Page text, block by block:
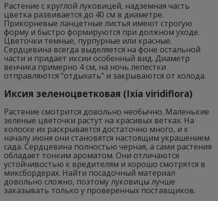
Растение с круглой луковицей, надземная часть
цветка развивается до 40 см в диаметре.
Прикорневые ланцетные листья имеют строгую
форму и быстро формируются при должном уходе.
Цветочки темные, пурпурные или красные.
Сердцевина всегда выделяется на фоне остальной
части и придает иксии особенный вид. Диаметр
венчика примерно 4 см, на ночь лепестки
отправляются “отдыхать” и закрываются от холода.
Иксия зеленоцветковая (Ixia viridiflora)
Растение смотрится довольно необычно. Маленькие
зеленые цветочки растут на красивых ветках. На
колоске их раскрывается достаточно много, и к
началу июня они становятся настоящим украшением
сада. Сердцевина полностью черная, а сами растения
обладает тонким ароматом. Они отличаются
устойчивостью к вредителям и хорошо смотрятся в
миксбордерах. Найти посадочный материал
довольно сложно, поэтому луковицы лучше
заказывать только у проверенных поставщиков.